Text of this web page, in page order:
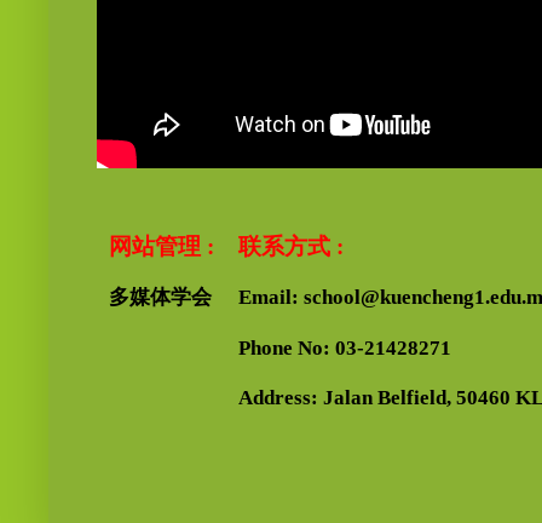
网站管理 :
多媒体学会
联系方式 :
Email:
Phone No: 03-21428271
Address: Jalan Belfield, 50460